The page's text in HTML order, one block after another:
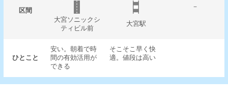
区間
－
大宮ソニックシ
ティビル前
大宮駅
ひとこと
安い。朝着で時
間の有効活用が
できる
そこそこ早く快
適。値段は高い